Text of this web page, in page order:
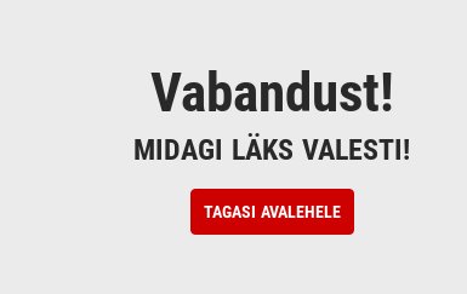
Vabandust!
MIDAGI LÄKS VALESTI!
TAGASI AVALEHELE